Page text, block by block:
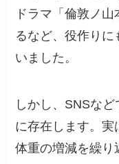
ドラマ「倫敦ノ
るなど、役作り
いました。
しかし、SNSな
に存在します。実
体重の増減を繰り